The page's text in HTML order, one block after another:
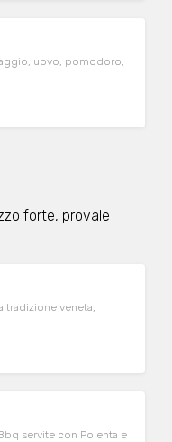
uovo, pomodoro,
forte, provale
tradizione veneta,
servite con Polenta e